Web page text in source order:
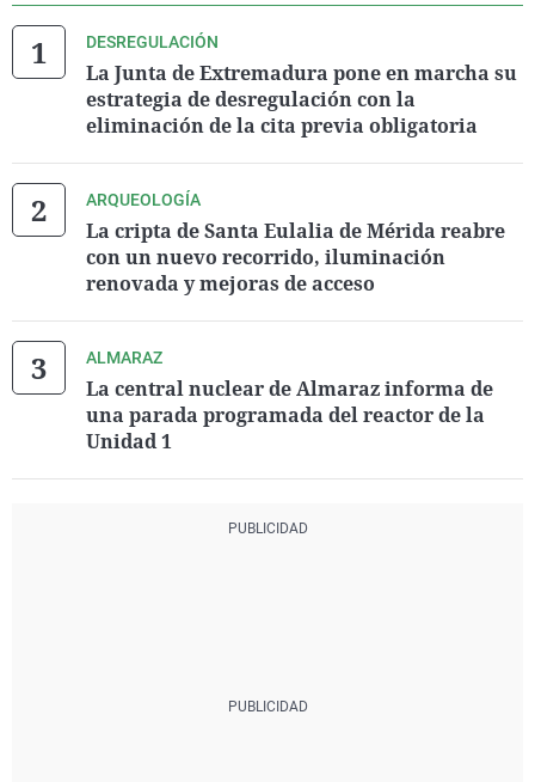
DESREGULACIÓN
La Junta de Extremadura pone en marcha su
estrategia de desregulación con la
eliminación de la cita previa obligatoria
ARQUEOLOGÍA
La cripta de Santa Eulalia de Mérida reabre
con un nuevo recorrido, iluminación
renovada y mejoras de acceso
ALMARAZ
La central nuclear de Almaraz informa de
una parada programada del reactor de la
Unidad 1